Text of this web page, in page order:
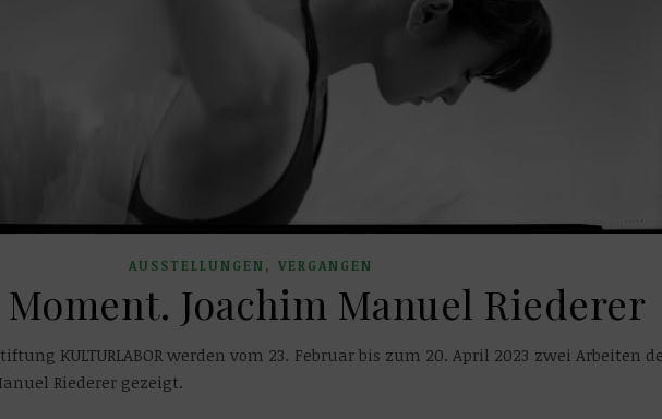
AUSSTELLUNGEN, VERGANGEN
Joachim Manuel Riederer
KULTURLABOR werden vom 23. Februar bis zum 20. April 2023 zwei Arbeiten
Riederer gezeigt.